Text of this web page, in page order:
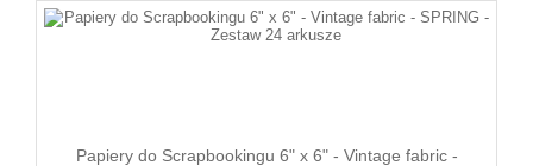
Papiery do Scrapbookingu 6" x 6" - Vintage fabric -